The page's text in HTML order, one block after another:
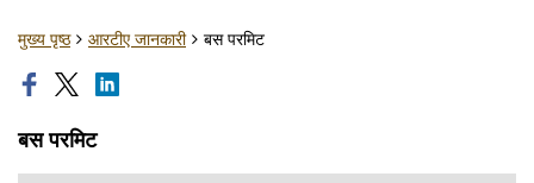
मुख्य पृष्ठ आरटीए जानकारी बस परमिट
बस परमिट